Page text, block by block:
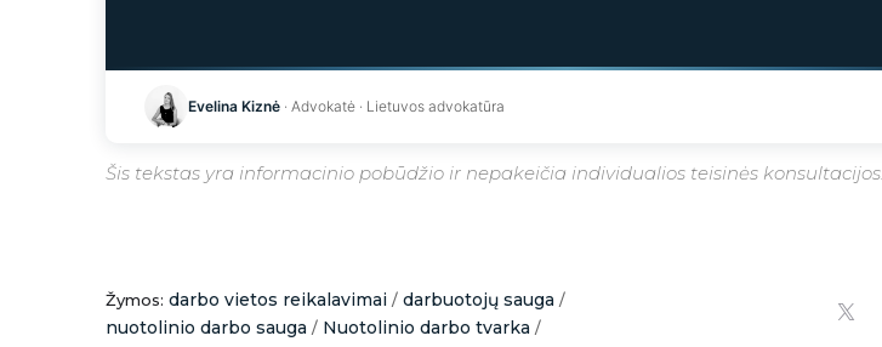
Evelina Kiznė · Advokatė · Lietuvos advokatūra
Šis tekstas yra informacinio pobūdžio ir nepakeičia individualios teisinės konsultacijos.
Žymos: darbo vietos reikalavimai / darbuotojų sauga /
nuotolinio darbo sauga / Nuotolinio darbo tvarka /